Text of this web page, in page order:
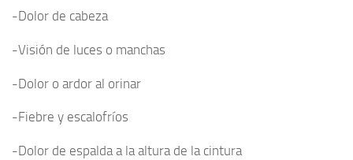
-Dolor de cabeza
-Visión de luces o manchas
-Dolor o ardor al orinar
-Fiebre y escalofríos
-Dolor de espalda a la altura de la cintura